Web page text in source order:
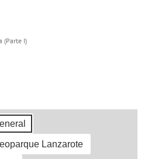
(Parte I)
Lanzarote